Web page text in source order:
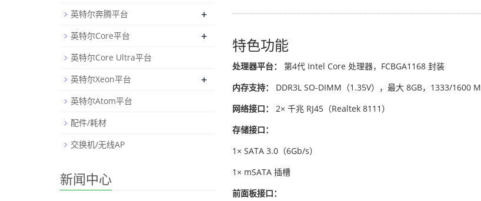
特色功能
处理器平台：
第4代 Intel Core 处理器，FCBGA1168 封装
内存支持：
DDR3L SO-DIMM（1.35V），最大 8GB，1333/1600
网络接口：
2× 千兆 RJ45（Realtek 8111）
存储接口：
1× SATA 3.0（6Gb/s）
1× mSATA 插槽
前面板接口：
英特尔奔腾平台 +
英特尔Core平台 +
英特尔Core Ultra平台
英特尔Xeon平台
+
英特尔Atom平台
配件/耗材
交换机/无线AP
新闻中心